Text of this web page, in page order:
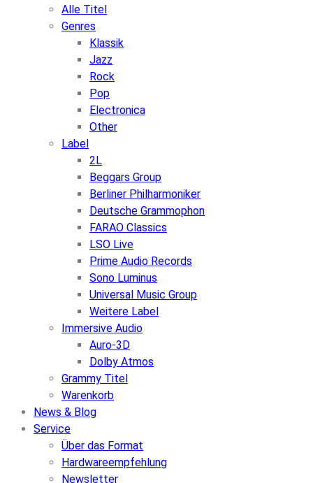
Alle Titel
Genres
Klassik
Jazz
Rock
Pop
Electronica
Other
Label
2L
Beggars Group
Berliner Philharmoniker
Deutsche Grammophon
FARAO Classics
LSO Live
Prime Audio Records
Sono Luminus
Universal Music Group
Weitere Label
Immersive Audio
Auro-3D
Dolby Atmos
Grammy Titel
Warenkorb
News & Blog
Service
Über das Format
Hardwareempfehlung
Newsletter